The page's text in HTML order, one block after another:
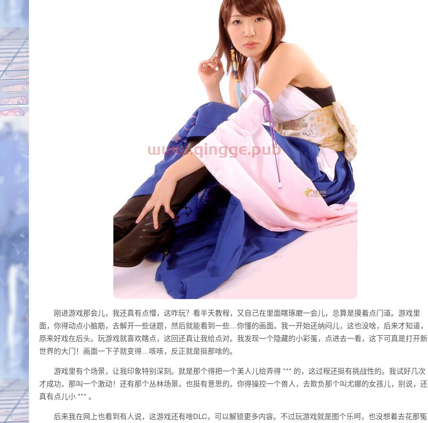
刚进游戏那会儿，我还真有点懵，这咋玩？看半天教程，又自己在里面瞎琢磨一会儿，总算是摸着点门道。游戏里
面，你得动点小脑筋，去解开一些谜题，然后就能看到一些…你懂的画面。我一开始还纳闷儿，这也没啥，后来才知道，
原来好戏在后头。玩游戏就喜欢瞎点，这回还真让我给点对。我发现一个隐藏的小彩蛋，点进去一看，这下可真是打开新
世界的大门！画面一下子就变得…咳咳，反正就是挺那啥的。
游戏里有个场景，让我印象特别深刻。就是那个得把一个美人儿给弄得 *** 的，这过程还挺有挑战性的。我试好几次
才成功，那叫一个激动！还有那个丛林场景，也挺有意思的。你得操控一个兽人，去欺负那个叫尤娜的女孩儿，别说，还
真有点儿小 *** 。
后来我在网上也看到有人说，这游戏还有啥DLC，可以解锁更多内容。不过玩游戏就是图个乐呵，也没想着去花那冤